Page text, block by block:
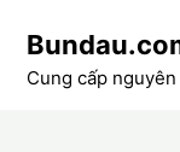
content
Cung cấp